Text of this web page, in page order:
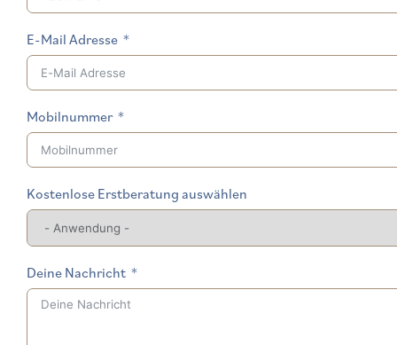
E-Mail Adresse
Mobilnummer
Kostenlose Erstberatung auswählen
Deine Nachricht